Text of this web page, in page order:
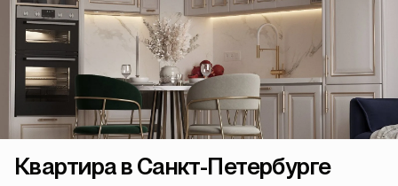
Квартира в Санкт-Петербурге